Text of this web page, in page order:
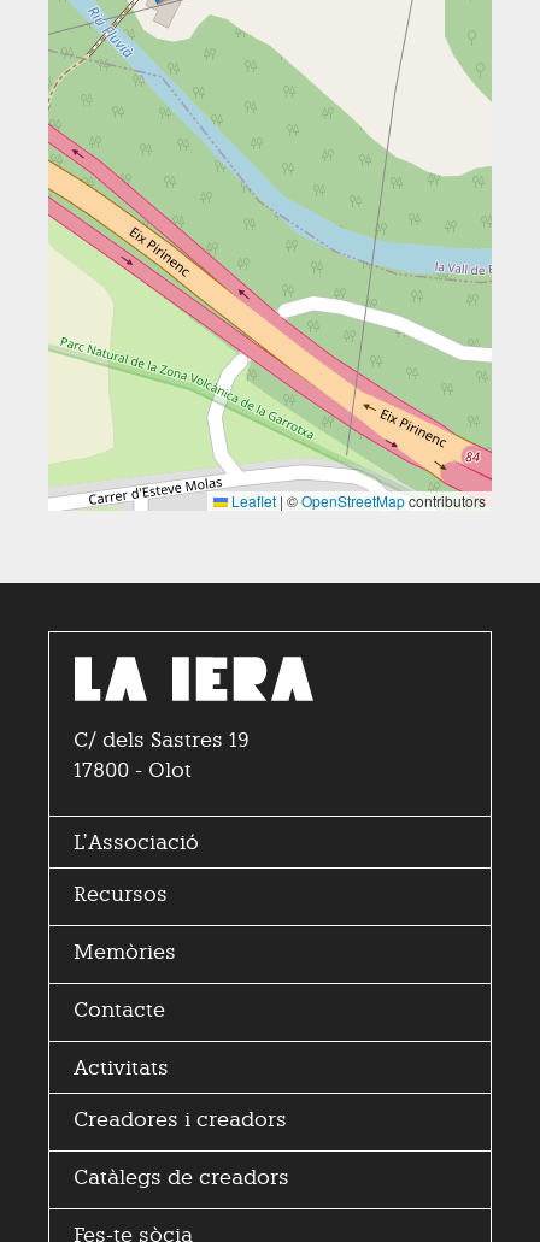
Leaflet | ©OpenStreetMapcontributors
C/ dels Sastres 19
17800 - Olot
L’Associació
Recursos
Memòries
Contacte
Activitats
Creadores i creadors
Catàlegs de creadors
Fes-te sòcia